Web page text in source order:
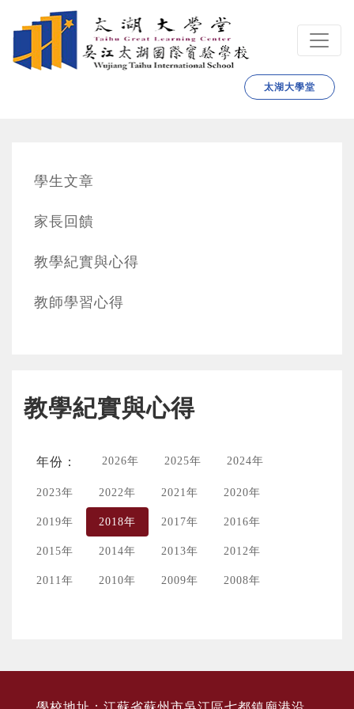
跳转到主要内容
太湖大學堂
學生文章
家長回饋
教學紀實與心得
教師學習心得
教學紀實與心得
年份： 2026年 2025年 2024年
2023年 2022年 2021年 2020年
2019年 2018年 2017年 2016年
2015年 2014年 2013年 2012年
2011年 2010年 2009年 2008年